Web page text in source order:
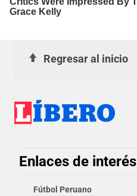
Regresar al inicio
Enlaces de interés
Fútbol Peruano